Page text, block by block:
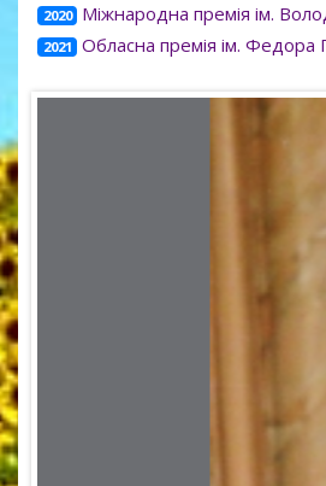
2020 Міжнародна премія ім.
2021 Обласна премія ім. Федора